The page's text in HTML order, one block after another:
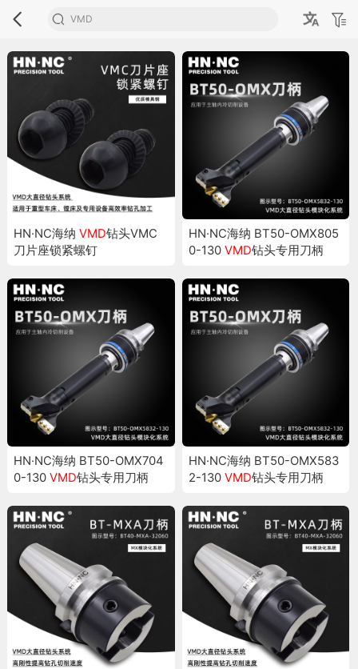
HN·NC海纳VMD钻头VMC
刀片座锁紧螺钉
HN·NC海纳 BT50-OMX805
0-130 VMD钻头专用刀柄
HN·NC海纳 BT50-OMX704
0-130VMD钻头专用刀柄
HN·NC海纳 BT50-OMX583
2-130 VMD钻头专用刀柄